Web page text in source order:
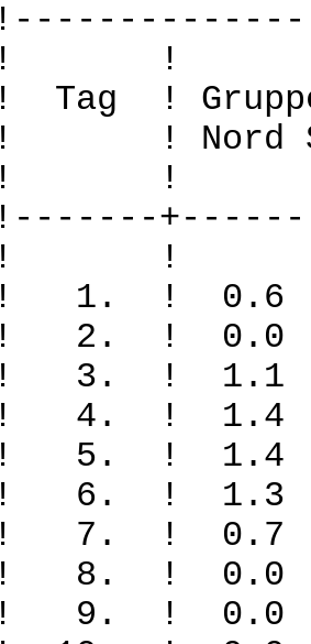
!
! Tag !
! ! Nord
!
!-------
!
! 1. !
! 2. !
! 3. !
! 4. !
! 5. !
! 6. !
! 7. !
! 8. !
! 9. !